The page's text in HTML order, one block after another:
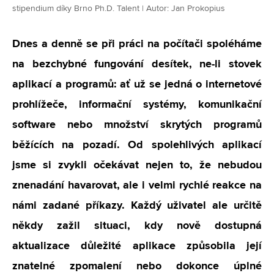
stipendium díky Brno Ph.D. Talent | Autor: Jan Prokopius
Dnes a denně se při práci na počítači spoléháme
na bezchybné fungování desítek, ne-li stovek
aplikací a programů: ať už se jedná o internetové
prohlížeče, informační systémy, komunikační
software nebo množství skrytých programů
běžících na pozadí. Od spolehlivých aplikací
jsme si zvykli očekávat nejen to, že nebudou
znenadání havarovat, ale i velmi rychlé reakce na
námi zadané příkazy. Každý uživatel ale určitě
někdy zažil situaci, kdy nově dostupná
aktualizace důležité aplikace způsobila její
znatelné zpomalení nebo dokonce úplné